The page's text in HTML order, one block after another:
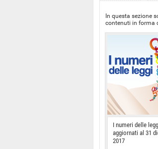
In questa sezione
contenuti in forma
I numeri delle
aggiornati al 31
2017